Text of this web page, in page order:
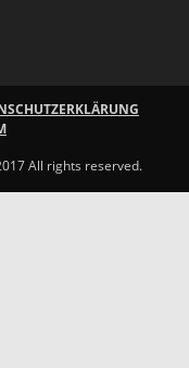
All rights reserved.